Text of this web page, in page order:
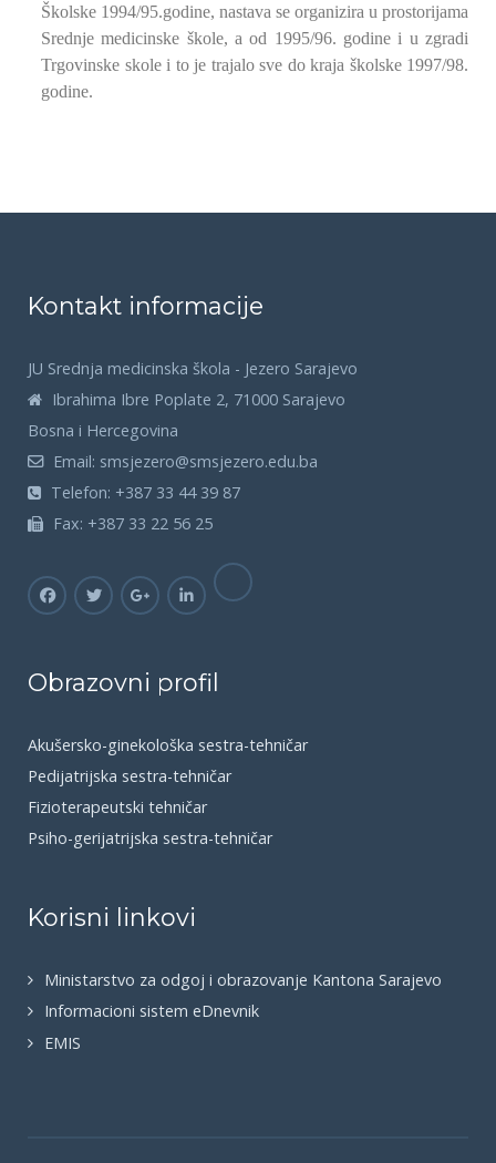
Školske 1994/95.godine, nastava se organizira u prostorijama
Srednje medicinske škole, a od 1995/96. godine i u zgradi
Trgovinske skole i to je trajalo sve do kraja školske 1997/98.
godine.
Kontakt informacije
JU Srednja medicinska škola - Jezero Sarajevo
Ibrahima Ibre Poplate 2, 71000 Sarajevo
Bosna i Hercegovina
Email: smsjezero@smsjezero.edu.ba
Telefon: +387 33 44 39 87
Fax: +387 33 22 56 25
Obrazovni profil
Akušersko-ginekološka sestra-tehničar
Pedijatrijska sestra-tehničar
Fizioterapeutski tehničar
Psiho-gerijatrijska sestra-tehničar
Korisni linkovi
Ministarstvo za odgoj i obrazovanje Kantona Sarajevo
Informacioni sistem eDnevnik
EMIS